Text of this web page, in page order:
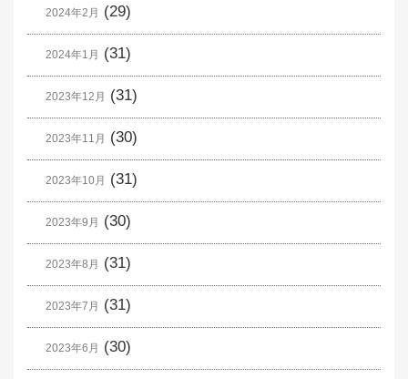
2024年2月 (29)
2024年1月 (31)
2023年12月 (31)
2023年11月 (30)
2023年10月 (31)
2023年9月 (30)
2023年8月 (31)
2023年7月 (31)
2023年6月 (30)